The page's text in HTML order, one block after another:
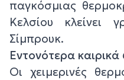
παγκόσμιας
Κελσίου κλείνει
Σίμπρουκ.
Εντονότερα
Οι χειμερινές